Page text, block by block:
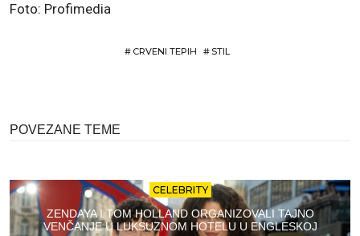
Foto: Profimedia
# CRVENI TEPIH # STIL
POVEZANE TEME
CELEBRITY
ZENDAYA I TOM HOLLAND ORGANIZOVALI TAJNO
VENČANJE U LUKSUZNOM HOTELU U ENGLESKOJ